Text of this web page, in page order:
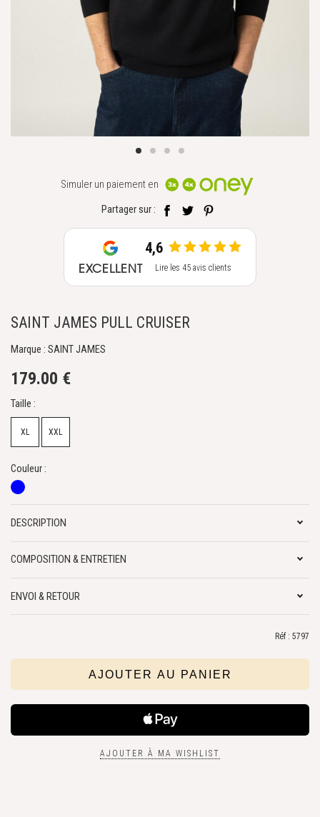
Simuler un paiement en
Partager sur :
EXCELLENT
4,6
Lire les 45 avis clients
SAINT JAMES PULL CRUISER
Marque : SAINT JAMES
179.00 €
Taille :
XL XXL
Couleur :
DESCRIPTION
COMPOSITION & ENTRETIEN
ENVOI & RETOUR
Réf : 5797
AJOUTER À MA WISHLIST